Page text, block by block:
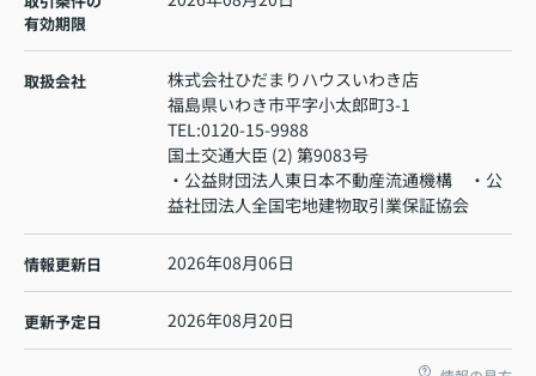
有効期限
取扱会社
株式会社ひだまりハウスいわき店
福島県いわき市平字小太郎町3-1
TEL:0120-15-9988
国土交通大臣 (2) 第9083号
・公益財団法人東日本不動産流通機構 ・公
益社団法人全国宅地建物取引業保証協会
情報更新日 2026年08月06日
更新予定日 2026年08月20日